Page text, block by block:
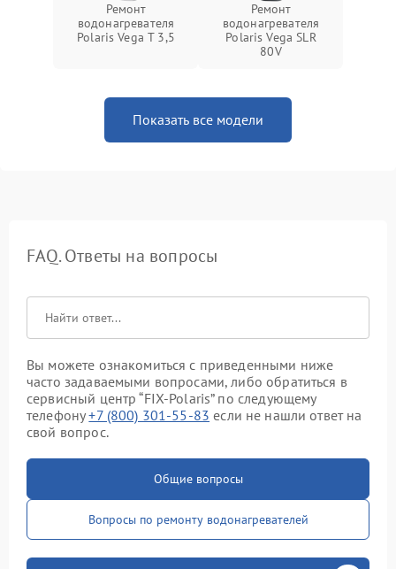
Ремонт
водонагревателя
Polaris Vega T 3,5
Ремонт
водонагревателя
Polaris Vega SLR
80V
Показать все модели
FAQ. Ответы на вопросы
Вы можете ознакомиться с приведенными ниже
часто задаваемыми вопросами, либо обратиться в
сервисный центр “FIX-Polaris” по следующему
телефону+7 (800) 301-55-83 если не нашли ответ на
свой вопрос.
Общие вопросы
Вопросы по ремонту водонагревателей